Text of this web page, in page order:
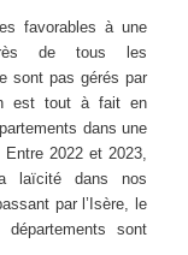
favorables à une
de tous les
sont pas gérés par
est tout à fait en
dans une
Entre 2022 et 2023,
laïcité dans nos
par l’Isère, le
sont